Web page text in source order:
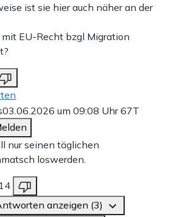
ist sie hier auch näher an der
EU-Recht bzgl Migration
03.06.2026 um 09:08 Uhr67T
nur seinen täglichen
loswerden.
14
anzeigen (3)